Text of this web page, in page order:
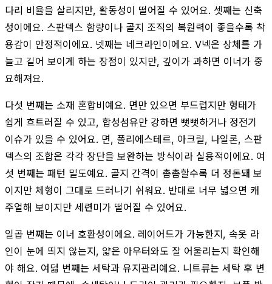
다리 비율을 살리지만, 활동성이 떨어질 수 있어요. 셋째는 신축
성이에요. 스판덱스 함량이나 골지 조직의 복원력이 좋을수록 착
용감이 안정적이에요. 넷째는 네크라인이에요. V넥은 상체를 가
늘고 길어 보이게 하는 장점이 있지만, 깊이가 과하면 이너가 중
요해져요.
다섯 번째는 소재 혼합비예요. 면만 있으면 부드럽지만 형태가
쉽게 흐트러질 수 있고, 합성섬유만 강하면 뻣뻣하거나 정전기
이슈가 있을 수 있어요. 면, 폴리에스테르, 아크릴, 나일론, 스판
덱스의 조합은 각각 장단을 보완하는 방식이라 실용적이에요. 여
섯 번째는 패턴 밀도예요. 골지 간격이 촘촘할수록 더 정돈돼 보
이지만 체형이 그대로 드러나기 쉬워요. 반대로 너무 넓으면 캐
주얼해 보이지만 세련미가 떨어질 수 있어요.
일곱 번째는 이너 호환성이에요. 레이어드가 가능한지, 속옷 라
인이 눈에 띄지 않는지, 얇은 아우터와도 잘 어울리는지 확인해
야 해요. 여덟 번째는 세탁과 유지관리예요. 니트류는 세탁 후 변